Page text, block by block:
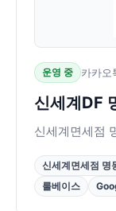
운영 중 카카오
신세계DF
신세계면세점
신세계면세점 명
룰베이스